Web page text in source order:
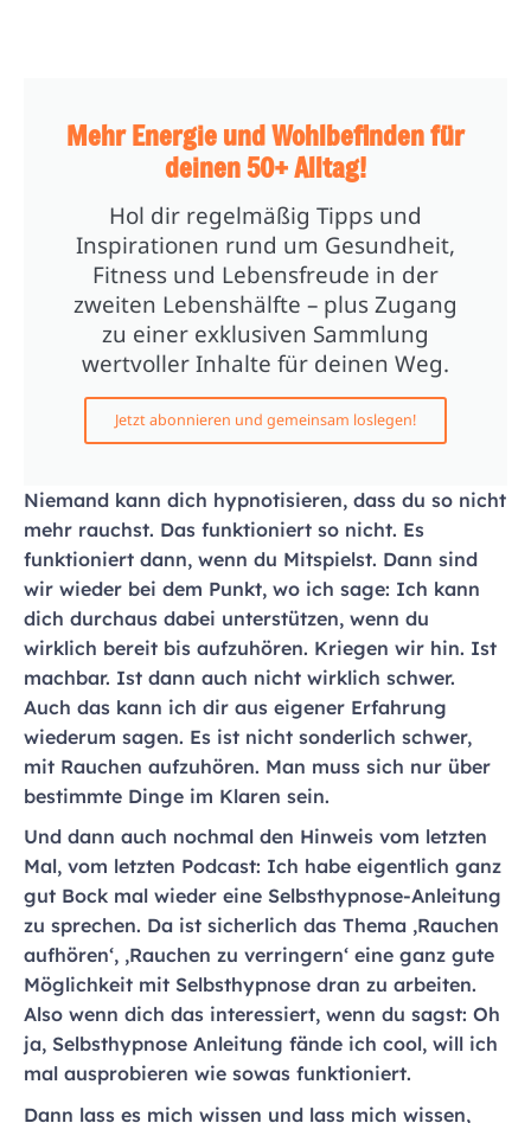
Mehr Energie und Wohlbefinden für
deinen 50+ Alltag!
Hol dir regelmäßig Tipps und
Inspirationen rund um Gesundheit,
Fitness und Lebensfreude in der
zweiten Lebenshälfte – plus Zugang
zu einer exklusiven Sammlung
wertvoller Inhalte für deinen Weg.
Jetzt abonnieren und gemeinsam loslegen!
Niemand kann dich hypnotisieren, dass du so nicht
mehr rauchst. Das funktioniert so nicht. Es
funktioniert dann, wenn du Mitspielst. Dann sind
wir wieder bei dem Punkt, wo ich sage: Ich kann
dich durchaus dabei unterstützen, wenn du
wirklich bereit bis aufzuhören. Kriegen wir hin. Ist
machbar. Ist dann auch nicht wirklich schwer.
Auch das kann ich dir aus eigener Erfahrung
wiederum sagen. Es ist nicht sonderlich schwer,
mit Rauchen aufzuhören. Man muss sich nur über
bestimmte Dinge im Klaren sein.
Und dann auch nochmal den Hinweis vom letzten
Mal, vom letzten Podcast: Ich habe eigentlich ganz
gut Bock mal wieder eine Selbsthypnose-Anleitung
zu sprechen. Da ist sicherlich das Thema ‚Rauchen
aufhören‘, ‚Rauchen zu verringern‘ eine ganz gute
Möglichkeit mit Selbsthypnose dran zu arbeiten.
Also wenn dich das interessiert, wenn du sagst: Oh
ja, Selbsthypnose Anleitung fände ich cool, will ich
mal ausprobieren wie sowas funktioniert.
Dann lass es mich wissen und lass mich wissen,